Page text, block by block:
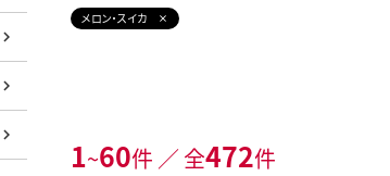
メロン・スイカ
1~60件 ／ 全472件